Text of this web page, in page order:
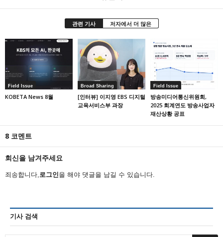
관련 기사 저자에서 더 많은
Field Issue
KOBETA News 8월
Broad Sharing
[인터뷰] 이지영 EBS 디지털
교육서비스부 과장
Field Issue
방송미디어통신위원회,
2025 회계연도 방송사업자
재산상황 공표
8 코멘트
회신을 남겨주세요
죄송합니다, 로그인을 해야 댓글을 남길 수 있습니다.
기사 검색